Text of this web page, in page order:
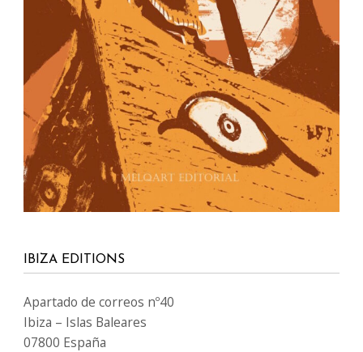
IBIZA EDITIONS
Apartado de correos nº40
Ibiza – Islas Baleares
07800 España